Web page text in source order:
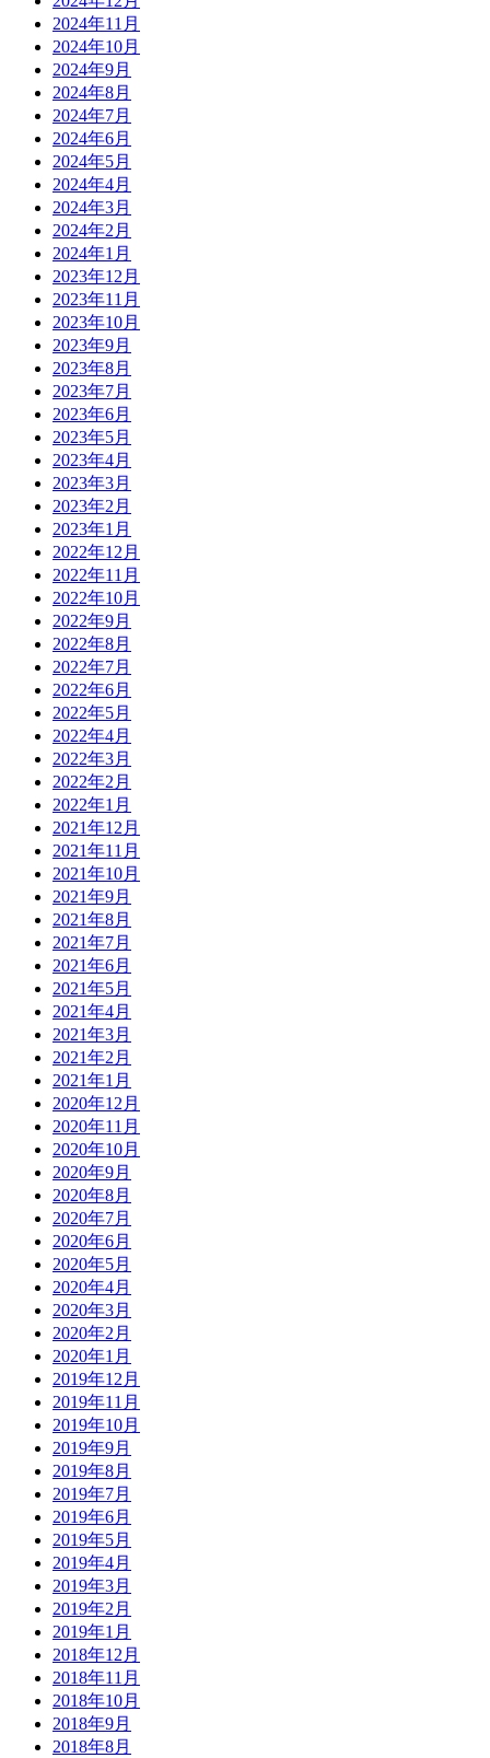
2024年11月
2024年10月
2024年9月
2024年8月
2024年7月
2024年6月
2024年5月
2024年4月
2024年3月
2024年2月
2024年1月
2023年12月
2023年11月
2023年10月
2023年9月
2023年8月
2023年7月
2023年6月
2023年5月
2023年4月
2023年3月
2023年2月
2023年1月
2022年12月
2022年11月
2022年10月
2022年9月
2022年8月
2022年7月
2022年6月
2022年5月
2022年4月
2022年3月
2022年2月
2022年1月
2021年12月
2021年11月
2021年10月
2021年9月
2021年8月
2021年7月
2021年6月
2021年5月
2021年4月
2021年3月
2021年2月
2021年1月
2020年12月
2020年11月
2020年10月
2020年9月
2020年8月
2020年7月
2020年6月
2020年5月
2020年4月
2020年3月
2020年2月
2020年1月
2019年12月
2019年11月
2019年10月
2019年9月
2019年8月
2019年7月
2019年6月
2019年5月
2019年4月
2019年3月
2019年2月
2019年1月
2018年12月
2018年11月
2018年10月
2018年9月
2018年8月